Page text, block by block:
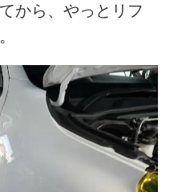
から、やっとリフ